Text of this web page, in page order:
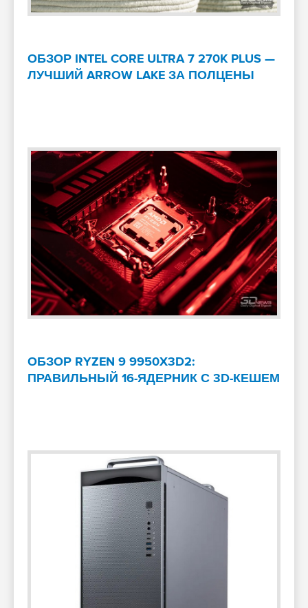
ОБЗОР INTEL CORE ULTRA 7 270K PLUS —
ЛУЧШИЙ ARROW LAKE ЗА ПОЛЦЕНЫ
ОБЗОР RYZEN 9 9950X3D2:
ПРАВИЛЬНЫЙ 16-ЯДЕРНИК С 3D-КЕШЕМ